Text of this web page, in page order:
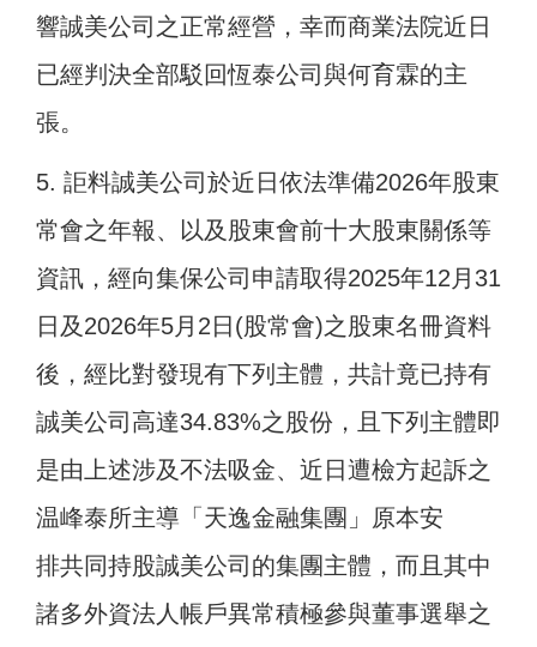
響誠美公司之正常經營，幸而商業法院近日
已經判決全部駁回恆泰公司與何育霖的主
張。
5. 詎料誠美公司於近日依法準備2026年股東
常會之年報、以及股東會前十大股東關係等
資訊，經向集保公司申請取得2025年12月31
日及2026年5月2日(股常會)之股東名冊資料
後，經比對發現有下列主體，共計竟已持有
誠美公司高達34.83%之股份，且下列主體即
是由上述涉及不法吸金、近日遭檢方起訴之
温峰泰所主導「天逸金融集團」原本安
排共同持股誠美公司的集團主體，而且其中
諸多外資法人帳戶異常積極參與董事選舉之